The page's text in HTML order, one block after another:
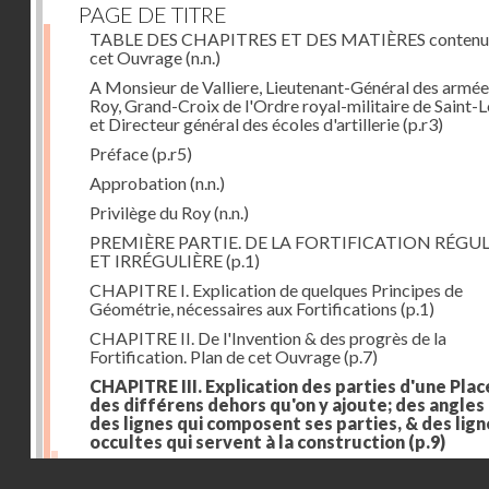
PAGE DE TITRE
TABLE DES CHAPITRES ET DES MATIÈRES
cet Ouvrage(n.n.)
A Monsieur de Valliere, Lieutenant-Général des
Roy, Grand-Croix de l'Ordre royal-militaire de Saint-
et Directeur général des écoles d'artillerie(p.r3)
Préface(p.r5)
Approbation(n.n.)
Privilège du Roy(n.n.)
PREMIÈRE PARTIE. DE LA FORTIFICATION
ET IRRÉGULIÈRE(p.1)
CHAPITRE I. Explication de quelques Principes de
Géométrie, nécessaires aux Fortifications (p.1)
CHAPITRE II. De l'Invention & des progrès de la
Fortification. Plan de cet Ouvrage(p.7)
CHAPITRE III. Explication des parties d'une
des différens dehors qu'on y ajoute; des angles
des lignes qui composent ses parties, & des
occultes qui servent à la construction (p.9)
Des lignes & des angles qui composent les parties